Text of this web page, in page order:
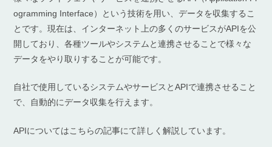
ogramming Interface）という技術を用い、データを収集するこ
とです。現在は、インターネット上の多くのサービスがAPIを公
開しており、各種ツールやシステムと連携させることで様々な
データをやり取りすることが可能です。
自社で使用しているシステムやサービスとAPIで連携させること
で、自動的にデータ収集を行えます。
APIについてはこちらの記事にて詳しく解説しています。